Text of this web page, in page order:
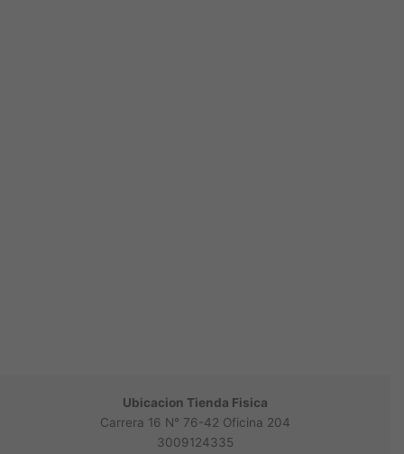
Ubicacion Tienda Fisica
Carrera 16 N° 76-42 Oficina 204
3009124335